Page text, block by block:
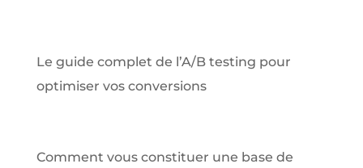
Le guide complet de l’A/B testing pour
optimiser vos conversions
Comment vous constituer une base de